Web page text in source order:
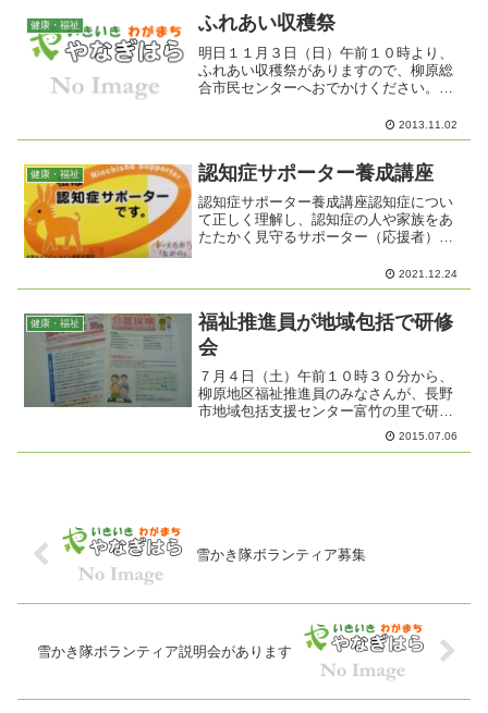
健康・福祉 ふれあい収穫祭
明日１１月３日（日）午前１０時より、
ふれあい収穫祭がありますので、柳原総
合市民センターへおでかけください。地
た農産物やお花などの販売、もちつき、
そば、うどんの販売、日用品のバザーな
2013.11.02
健康・福祉 認知症サポーター養成講座
認知症サポーター養成講座認知症につい
て正しく理解し、認知症の人や家族をあ
たたかく見守るサポーター（応援者）を
（土） １０：００～１１：３０場
所：中俣北公民館（中俣神社となり）
2021.12.24
健康・福祉
福祉推進員が地域包括で研修
会
７月４日（土）午前１０時３０分から、
柳原地区福祉推進員のみなさんが、長野
市地域包括支援センター富竹の里で研修
会を行いました。あいにくの雨でした
が、推進員のみなさんがぞくぞくと集ま
2015.07.06
雪かき隊ボランティア募集
雪かき隊ボランティア説明会があります